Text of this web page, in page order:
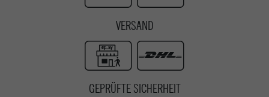
VERSAND
GEPRÜFTE SICHERHEIT